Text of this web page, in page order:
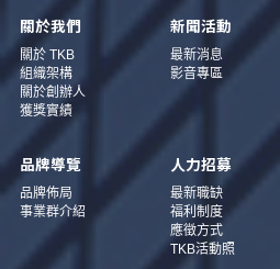
關於我們
關於 TKB
組織架構
關於創辦人
獲獎實績
新聞活動
最新消息
影音專區
品牌導覽
品牌佈局
事業群介紹
人力招募
最新職缺
福利制度
應徵方式
TKB活動照